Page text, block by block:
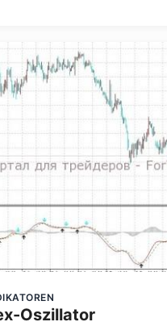
Oszillator